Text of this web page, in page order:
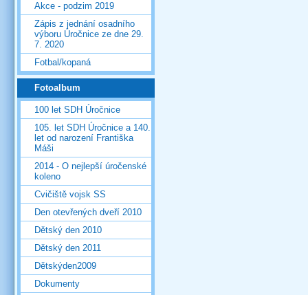
Akce - podzim 2019
Zápis z jednání osadního
výboru Úročnice ze dne 29.
7. 2020
Fotbal/kopaná
Fotoalbum
100 let SDH Úročnice
105. let SDH Úročnice a 140.
let od narození Františka
Máši
2014 - O nejlepší úročenské
koleno
Cvičiště vojsk SS
Den otevřených dveří 2010
Dětský den 2010
Dětský den 2011
Dětskýden2009
Dokumenty